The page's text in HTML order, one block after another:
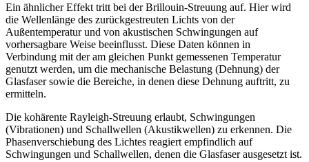
Ein ähnlicher Effekt tritt bei der Brillouin-Streuung auf. Hier wird
die Wellenlänge des zurückgestreuten Lichts von der
Außentemperatur und von akustischen Schwingungen auf
vorhersagbare Weise beeinflusst. Diese Daten können in
Verbindung mit der am gleichen Punkt gemessenen Temperatur
genutzt werden, um die mechanische Belastung (Dehnung) der
Glasfaser sowie die Bereiche, in denen diese Dehnung auftritt, zu
ermitteln.
Die kohärente Rayleigh-Streuung erlaubt, Schwingungen
(Vibrationen) und Schallwellen (Akustikwellen) zu erkennen. Die
Phasenverschiebung des Lichtes reagiert empfindlich auf
Schwingungen und Schallwellen, denen die Glasfaser ausgesetzt ist.